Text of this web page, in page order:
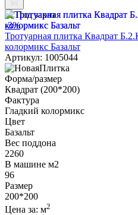
Под заказ
-3%
Тротуарная плитка Квадрат
колормикс Базальт
Артикул: 1005044
Форма/размер
Квадрат (200*200)
Фактура
Гладкий колормикс
Цвет
Базальт
Вес поддона
2260
В машине м2
96
Размер
200*200
Цена за: м2